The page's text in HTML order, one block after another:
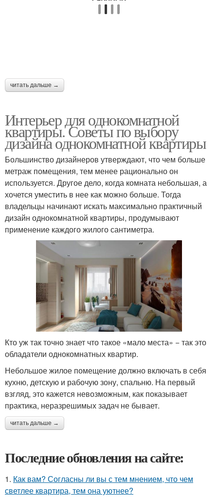
читать дальше →
Интерьер для однокомнатной
квартиры. Советы по выбору
дизайна однокомнатной квартиры
Большинство дизайнеров утверждают, что чем больше
метраж помещения, тем менее рационально он
используется. Другое дело, когда комната небольшая, а
хочется уместить в нее как можно больше. Тогда
владельцы начинают искать максимально практичный
дизайн однокомнатной квартиры, продумывают
применение каждого жилого сантиметра.
Кто уж так точно знает что такое «мало места» − так это
обладатели однокомнатных квартир.
Небольшое жилое помещение должно включать в себя
кухню, детскую и рабочую зону, спальню. На первый
взгляд, это кажется невозможным, как показывает
практика, неразрешимых задач не бывает.
читать дальше →
Последние обновления на сайте:
1. Как вам? Согласны ли вы с тем мнением, что чем
светлее квартира, тем она уютнее?